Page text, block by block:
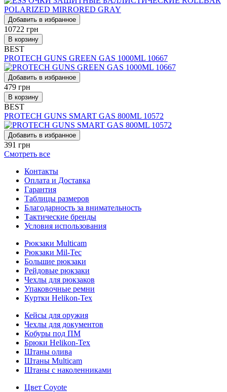
Добавить в избранное
10722 грн
В корзину
BEST
PROTECH GUNS GREEN GAS 1000ML 10667
Добавить в избранное
479 грн
В корзину
BEST
PROTECH GUNS SMART GAS 800ML 10572
Добавить в избранное
391 грн
Смотреть все
Контакты
Оплата и Доставка
Гарантия
Таблицы размеров
Благодарность за внимательность
Тактические бренды
Условия использования
Рюкзаки Multicam
Рюкзаки Mil-Tec
Большие рюкзаки
Рейдовые рюкзаки
Чехлы для рюкзаков
Упаковочные ремни
Куртки Helikon-Tex
Кейсы для оружия
Чехлы для документов
Кобуры под ПМ
Брюки Helikon-Tex
Штаны олива
Штаны Multicam
Штаны с наколенниками
Цвет Coyote